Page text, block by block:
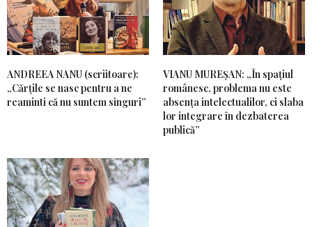
ANDREEA NANU (scriitoare):
„Cărțile se nasc pentru a ne
reaminti că nu suntem singuri”
VIANU MUREȘAN: „În spațiul
românesc, problema nu este
absența intelectualilor, ci slaba
lor integrare în dezbaterea
publică”